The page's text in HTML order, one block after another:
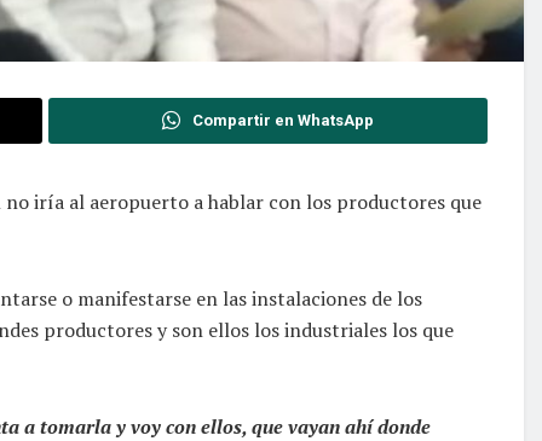
Compartir en WhatsApp
no iría al aeropuerto a hablar con los productores que
o manifestarse en las instalaciones de los
productores y son ellos los industriales los que
a tomarla y voy con ellos, que vayan ahí donde